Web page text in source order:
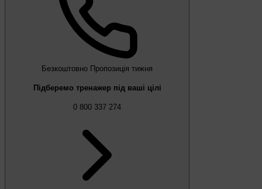
Безкоштовно Пропозиція тижня
Підберемо тренажер під ваші цілі
0 800 337 274